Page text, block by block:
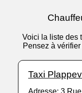
Voici la liste des
Pensez à
Taxi